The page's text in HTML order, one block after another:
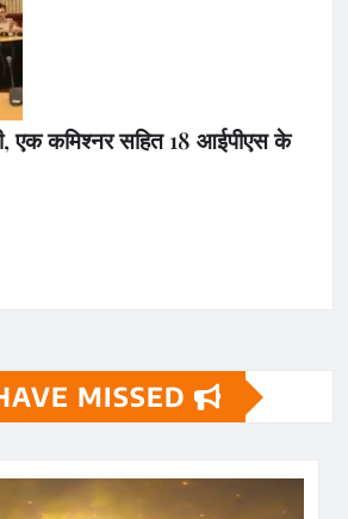
एक कमिश्नर सहित 18 आईपीएस के
MISSED